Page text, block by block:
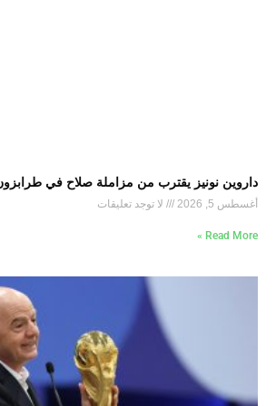
داروين نونيز يقترب من مزاملة صلاح في
أغسطس 5, 2026 لا توجد تعليقات
Read More »